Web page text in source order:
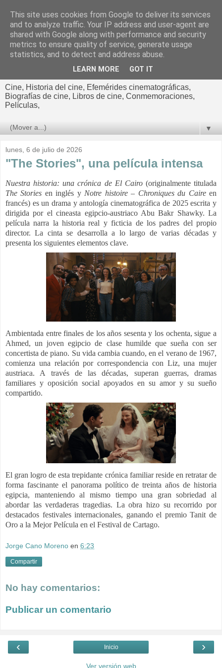
El cultural
cinematográfico de Jorge
Cine, Historia del cine, Efemérides cinematográficas,
Biografías de cine, Libros de cine, Conmemoraciones,
Películas,
▼
lunes, 6 de julio de 2026
"The Stories", una película intensa
Nuestra historia: una crónica de El Cairo(originalmente titulada
The Stories en inglés y Notre histoire – Chroniques du Caireen
francés) es un drama y antología cinematográfica de 2025 escrita y
dirigida por el cineasta egipcio-austriaco Abu Bakr Shawky. La
película narra la historia real y ficticia de los padres del propio
director. La cinta se desarrolla a lo largo de varias décadas y
presenta los siguientes elementos clave.
Ambientada entre finales de los años sesenta y los ochenta, sigue a
Ahmed, un joven egipcio de clase humilde que sueña con ser
concertista de piano. Su vida cambia cuando, en el verano de 1967,
comienza una relación por correspondencia con Liz, una mujer
austriaca. A través de las décadas, superan guerras, dramas
familiares y oposición social apoyados en su amor y su sueño
compartido.
El gran logro de esta trepidante crónica familiar reside en retratar de
forma fascinante el panorama político de treinta años de historia
egipcia, manteniendo al mismo tiempo una gran sobriedad al
abordar las verdaderas tragedias. La obra hizo su recorrido por
destacados festivales internacionales, ganando el premio Tanit de
Oro a la Mejor Película en el Festival de Cartago.
Jorge Cano Moreno en 6:23
Compartir
No hay comentarios:
Publicar un comentario
‹ ›
Inicio
Ver versión web
This site uses cookies from Google to deliver its services
and to analyze traffic. Your IP address and user-agent are
shared with Google along with performance and security
metrics to ensure quality of service, generate usage
statistics, and to detect and address abuse.
LEARN MORE GOT IT